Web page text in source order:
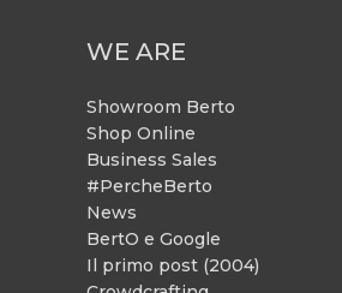
WE ARE
Showroom Berto
Shop Online
Business Sales
#PercheBerto
News
BertO e Google
Il primo post (2004)